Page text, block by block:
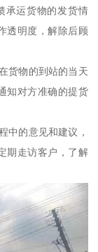
承运货物的发货情
透明度，解除后顾
货物的到站的当天
知对方准确的提货
中的意见和建议，
期走访客户，了解